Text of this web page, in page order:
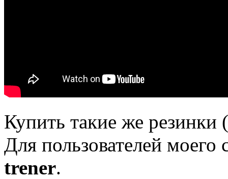
Купить такие же резинки
Для пользователей моего
trener.